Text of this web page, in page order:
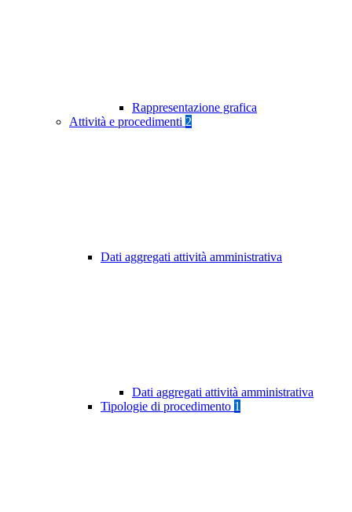
Rappresentazione grafica
Attività e procedimenti 2
Dati aggregati attività amministrativa
Dati aggregati attività amministrativa
Tipologie di procedimento 1